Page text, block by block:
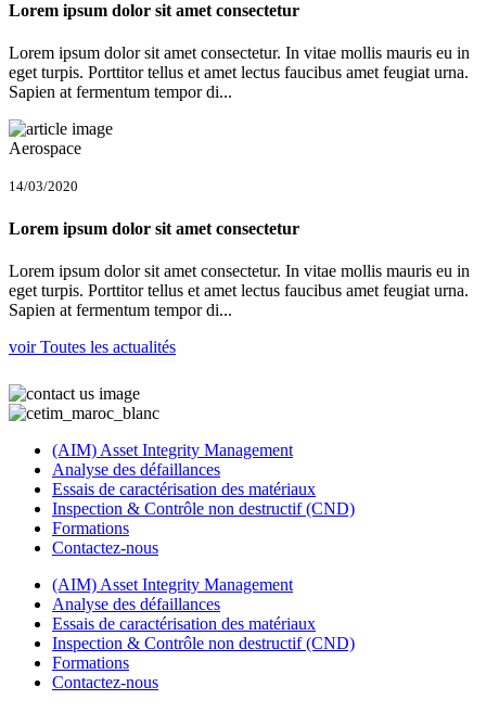
Lorem ipsum dolor sit amet consectetur
Lorem ipsum dolor sit amet consectetur. In vitae mollis mauris eu in
eget turpis. Porttitor tellus et amet lectus faucibus amet feugiat urna.
Sapien at fermentum tempor di...
Aerospace
14/03/2020
Lorem ipsum dolor sit amet consectetur
Lorem ipsum dolor sit amet consectetur. In vitae mollis mauris eu in
eget turpis. Porttitor tellus et amet lectus faucibus amet feugiat urna.
Sapien at fermentum tempor di...
voir Toutes les actualités
(AIM) Asset Integrity Management
Analyse des défaillances
Essais de caractérisation des matériaux
Inspection & Contrôle non destructif (CND)
Formations
Contactez-nous
(AIM) Asset Integrity Management
Analyse des défaillances
Essais de caractérisation des matériaux
Inspection & Contrôle non destructif (CND)
Formations
Contactez-nous